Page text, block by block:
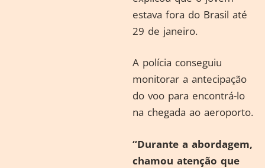
estava fora do Brasil até
29 de janeiro.
A polícia conseguiu
monitorar a antecipação
do voo para encontrá-lo
na chegada ao aeroporto.
“Durante a abordagem,
chamou atenção que